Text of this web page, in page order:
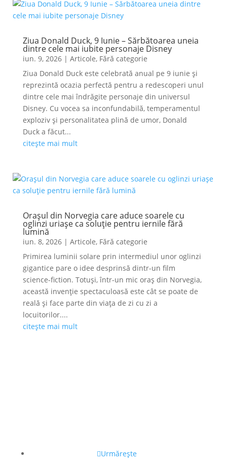
Ziua Donald Duck, 9 Iunie – Sărbătoarea uneia
dintre cele mai iubite personaje Disney
iun. 9, 2026| Articole, Fără categorie
Ziua Donald Duck este celebrată anual pe 9 iunie și
reprezintă ocazia perfectă pentru a redescoperi unul
dintre cele mai îndrăgite personaje din universul
Disney. Cu vocea sa inconfundabilă, temperamentul
exploziv și personalitatea plină de umor, Donald
Duck a făcut...
citește mai mult
Orașul din Norvegia care aduce soarele cu
oglinzi uriașe ca soluție pentru iernile fără
lumină
iun. 8, 2026| Articole, Fără categorie
Primirea luminii solare prin intermediul unor oglinzi
gigantice pare o idee desprinsă dintr-un film
science-fiction. Totuși, într-un mic oraș din Norvegia,
această invenție spectaculoasă este cât se poate de
reală și face parte din viața de zi cu zi a
locuitorilor....
citește mai mult
Urmărește